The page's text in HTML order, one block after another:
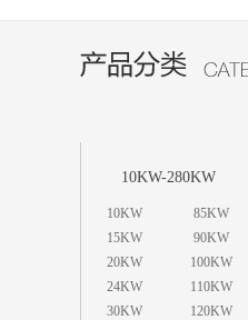
10KW-280KW
10KW
15KW
20KW
24KW
30KW
85KW
90KW
100KW
110KW
120KW